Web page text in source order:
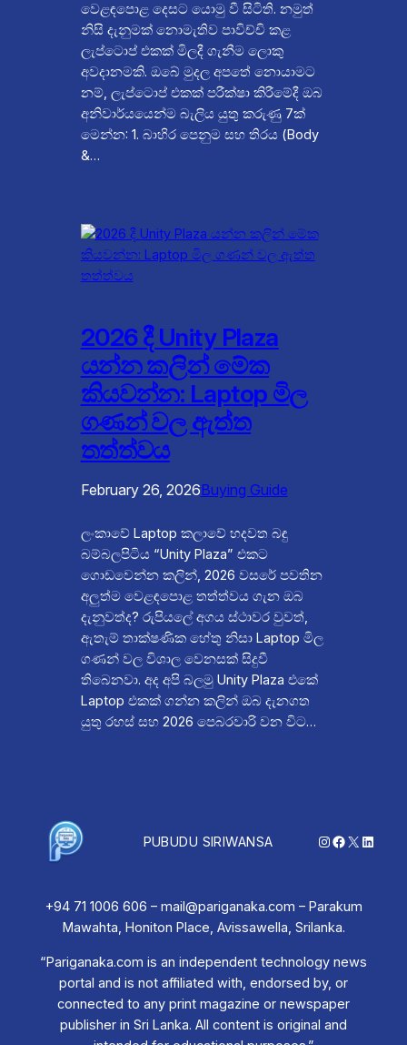
වෙළඳපොළ දෙසට යොමු වී සිටිති. නමුත්
නිසි දැනුමක් නොමැතිව පාවිච්චි කළ
ලැප්ටොප් එකක් මිලදී ගැනීම ලොකු
අවදානමකි. ඔබේ මුදල අපතේ නොයාමට
නම්, ලැප්ටොප් එකක් පරීක්ෂා කිරීමේදී ඔබ
අනිවාර්යයෙන්ම බැලිය යුතු කරුණු 7ක්
මෙන්න: 1. බාහිර පෙනුම සහ තිරය (Body
&…
2026 දී Unity Plaza
යන්න කලින් මේක
කියවන්න: Laptop මිල
ගණන් වල ඇත්ත
තත්ත්වය
February 26, 2026Buying Guide
ලංකාවේ Laptop කලාවේ හදවත බඳු
බම්බලපිටිය “Unity Plaza” එකට
ගොඩවෙන්න කලින්, 2026 වසරේ පවතින
අලුත්ම වෙළඳපොළ තත්ත්වය ගැන ඔබ
දැනුවත්ද? රුපියලේ අගය ස්ථාවර වුවත්,
ඇතැම් තාක්ෂණික හේතු නිසා Laptop මිල
ගණන් වල විශාල වෙනසක් සිදුවී
තිබෙනවා. අද අපි බලමු Unity Plaza එකේ
Laptop එකක් ගන්න කලින් ඔබ දැනගත
යුතු රහස් සහ 2026 පෙබරවාරි වන විට…
PUBUDU SIRIWANSA Instagram
Facebook
X
+94 71 1006 606 – mail@pariganaka.com – Parakum
Mawahta, Honiton Place, Avissawella, Srilanka.
“Pariganaka.com is an independent technology news
portal and is not affiliated with, endorsed by, or
connected to any print magazine or newspaper
publisher in Sri Lanka. All content is original and